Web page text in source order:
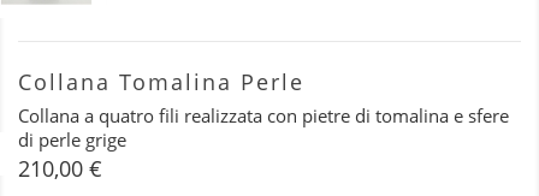
Collana Tomalina Perle
Collana a quatro fili realizzata con pietre di tomalina e sfere
di perle grige
210,00 €